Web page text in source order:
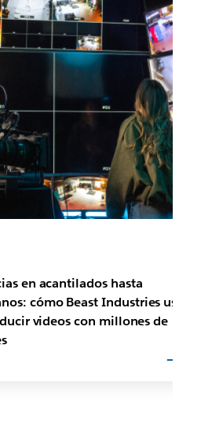
en acantilados hasta
cómo Beast Industries usa
videos con millones de